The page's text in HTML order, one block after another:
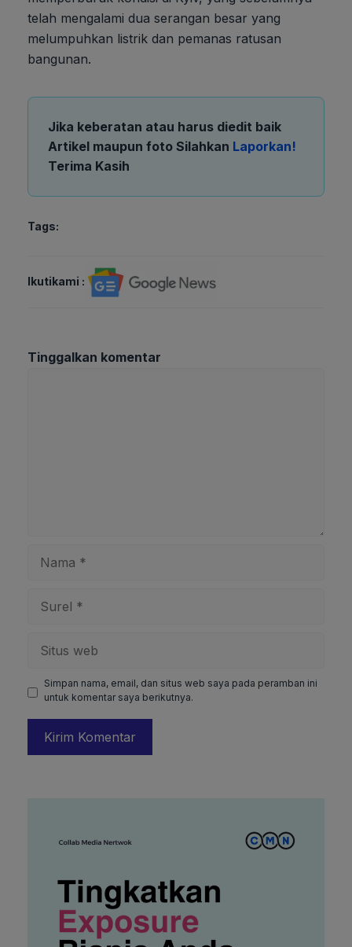
telah mengalami dua serangan besar yang
melumpuhkan listrik dan pemanas ratusan
bangunan.
Jika keberatan atau harus diedit baik
Artikel maupun foto Silahkan Laporkan!
Terima Kasih
Tags:
Ikutikami :
Tinggalkan komentar
web
Simpan nama, email, dan situs web saya pada peramban ini
untuk komentar saya berikutnya.